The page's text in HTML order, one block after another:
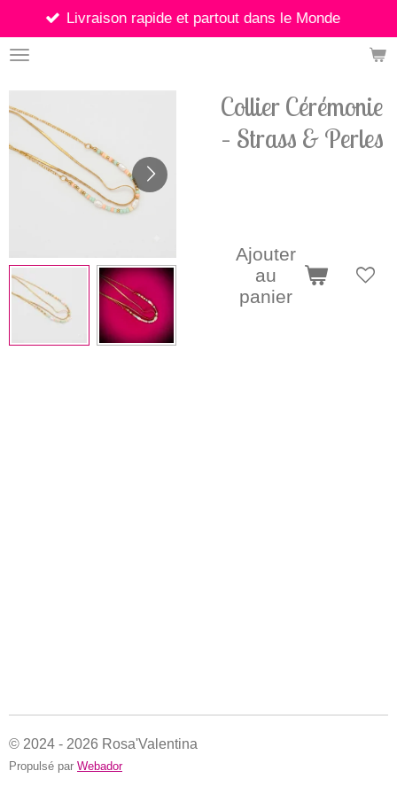
Passer
au
contenu
rapide et partout dans le Monde
Collier Cérémonie
– Strass & Perles
Ajouter
au
panier
© 2024 - 2026 Rosa'Valentina
Propulsé par Webador